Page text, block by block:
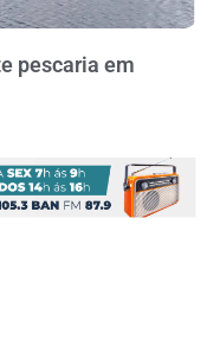
pescaria em